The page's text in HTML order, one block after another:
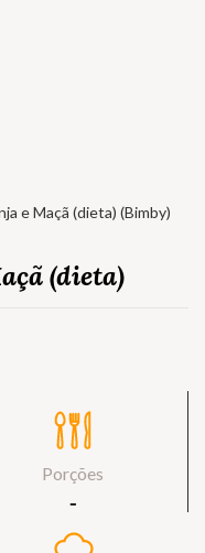
e Maçã (dieta) (Bimby)
(dieta)
Porções
‐